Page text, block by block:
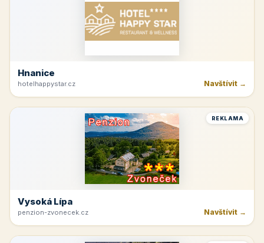
Hnanice
hotelhappystar.cz Navštívit →
REKLAMA
Vysoká Lípa
penzion-zvonecek.cz Navštívit →